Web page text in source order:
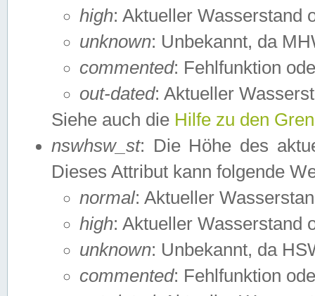
high: Aktueller Wasserstand
unknown: Unbekannt, da
commented: Fehlfunktion
out-dated: Aktueller
Siehe auch die Hilfe zu den
nswhsw_st: Die Höhe des
Dieses Attribut kann folgende
normal: Aktueller
high: Aktueller Wasserstand
unknown: Unbekannt, da
commented: Fehlfunktion